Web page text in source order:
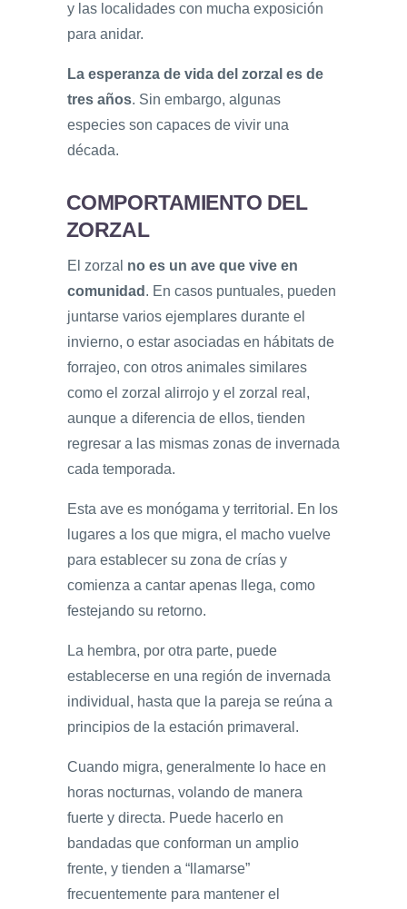
y las localidades con mucha exposición
para anidar.
La esperanza de vida del zorzal es de
tres años. Sin embargo, algunas
especies son capaces de vivir una
década.
COMPORTAMIENTO DEL
ZORZAL
El zorzal no es un ave que vive en
comunidad . En casos puntuales, pueden
juntarse varios ejemplares durante el
invierno, o estar asociadas en hábitats de
forrajeo, con otros animales similares
como el zorzal alirrojo y el zorzal real,
aunque a diferencia de ellos, tienden
regresar a las mismas zonas de invernada
cada temporada.
Esta ave es monógama y territorial. En los
lugares a los que migra, el macho vuelve
para establecer su zona de crías y
comienza a cantar apenas llega, como
festejando su retorno.
La hembra, por otra parte, puede
establecerse en una región de invernada
individual, hasta que la pareja se reúna a
principios de la estación primaveral.
Cuando migra, generalmente lo hace en
horas nocturnas, volando de manera
fuerte y directa. Puede hacerlo en
bandadas que conforman un amplio
frente, y tienden a “llamarse”
frecuentemente para mantener el